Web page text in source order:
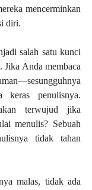
mencerminkan
diri.
salah satu kunci
Jika Anda membaca
keras penulisnya.
terwujud jika
menulis? Sebuah
tidak tahan
malas, tidak ada